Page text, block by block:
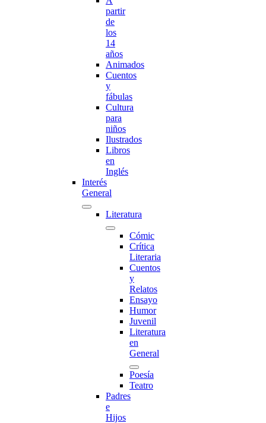
partir
de
los
14
años
Animados
Cuentos
y
fábulas
Cultura
para
niños
Ilustrados
Libros
en
Inglés
Interés
General
Literatura
Cómic
Crítica
Literaria
Cuentos
y
Relatos
Ensayo
Humor
Juvenil
Literatura
en
General
Poesía
Teatro
Padres
e
Hijos